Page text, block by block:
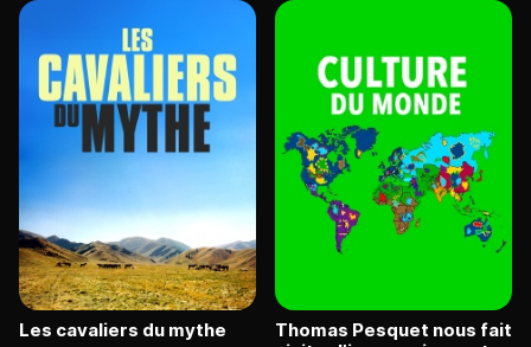
Les cavaliers du mythe
Thomas Pesquet nous fait